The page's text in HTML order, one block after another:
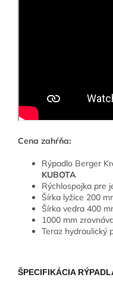
Cena zahŕňa:
Rýpadlo Berger
KUBOTA
Rýchlospojka pre
Šírka lyžice 200
Šírka vedra 400
1000 mm
Teraz hydraulický
ŠPECIFIKÁCIA